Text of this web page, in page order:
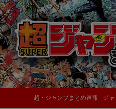
超・ジャンプまとめ速報 - ジ